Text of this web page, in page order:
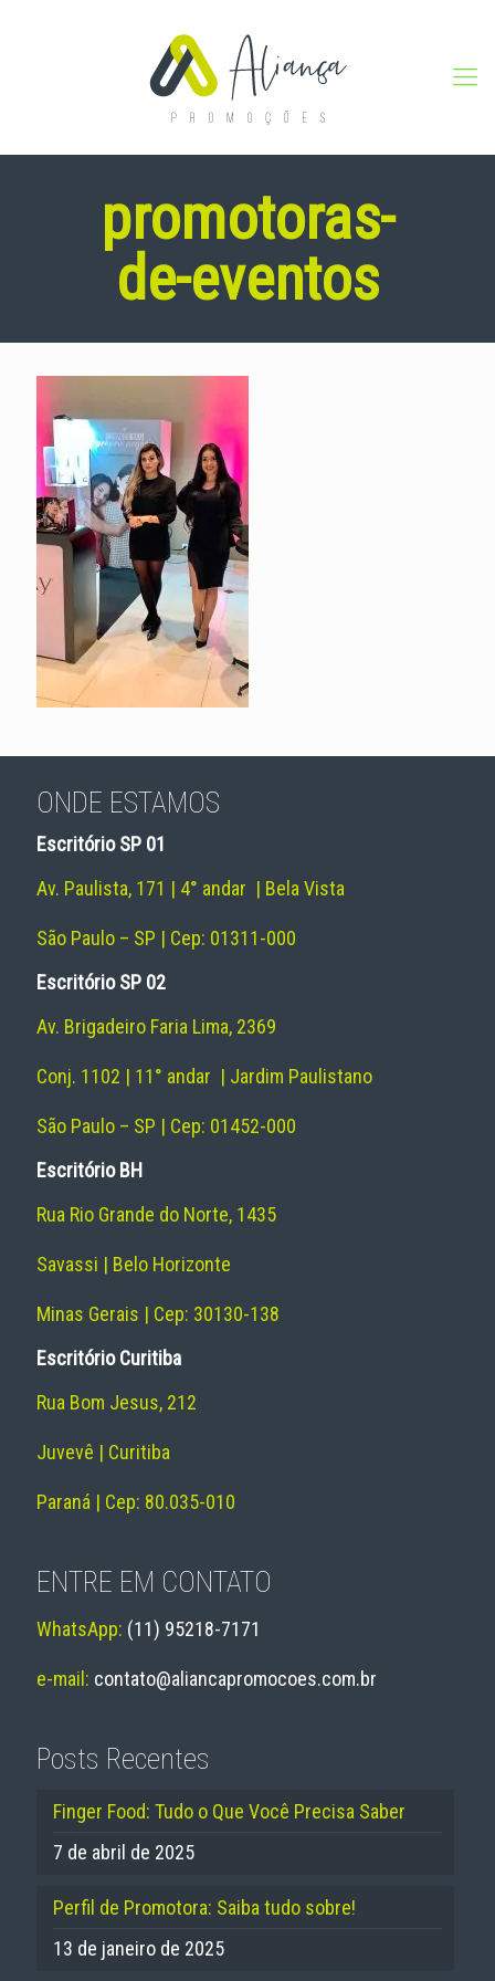
promotoras-
de-eventos
ONDE ESTAMOS
Escritório SP 01
Av. Paulista, 171 | 4° andar | Bela Vista
São Paulo – SP | Cep: 01311-000
Escritório SP 02
Av. Brigadeiro Faria Lima, 2369
Conj. 1102 | 11° andar | Jardim Paulistano
São Paulo – SP | Cep: 01452-000
Escritório BH
Rua Rio Grande do Norte, 1435
Savassi | Belo Horizonte
Minas Gerais | Cep: 30130-138
Escritório Curitiba
Rua Bom Jesus, 212
Juvevê | Curitiba
Paraná | Cep: 80.035-010
ENTRE EM CONTATO
WhatsApp: (11) 95218-7171
e-mail: contato@aliancapromocoes.com.br
Posts Recentes
Finger Food: Tudo o Que Você Precisa Saber
7 de abril de 2025
Perfil de Promotora: Saiba tudo sobre!
13 de janeiro de 2025